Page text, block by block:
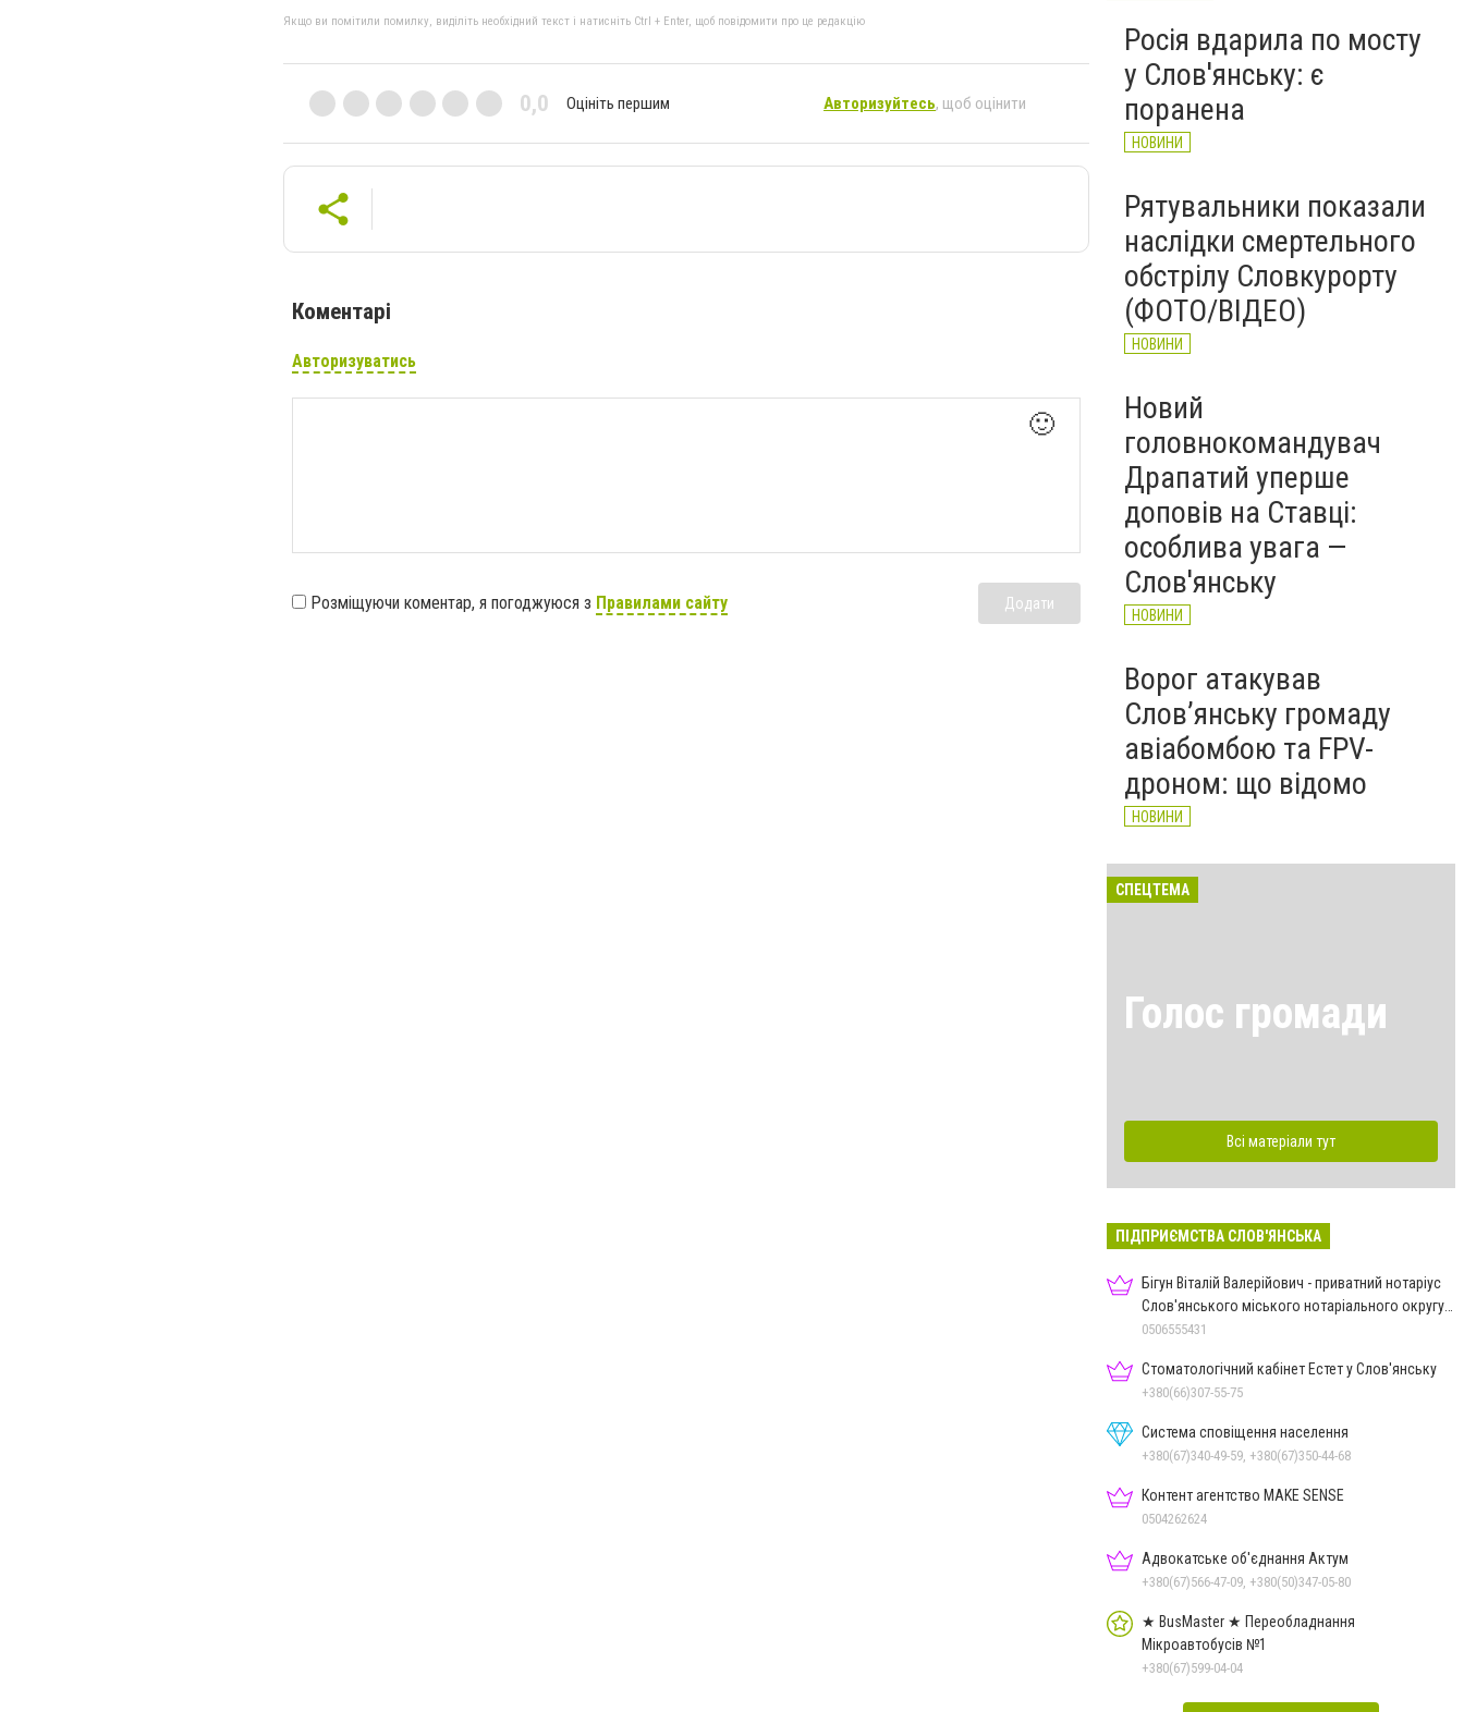
Якщо ви помітили помилку, виділіть необхідний текст і натисніть Ctrl + Enter, щоб повідомити про це редакцію
0,0 Оцініть першим Авторизуйтесь, щоб оцінити
Коментарі
Авторизуватись
🙂
Розміщуючи коментар, я погоджуюся з Правилами сайту Додати
Росія вдарила по мосту
у Слов'янську: є
поранена
НОВИНИ
Рятувальники показали
наслідки смертельного
обстрілу Словкурорту
(ФОТО/ВІДЕО)
НОВИНИ
Новий
головнокомандувач
Драпатий уперше
доповів на Ставці:
особлива увага —
Слов'янську
НОВИНИ
Ворог атакував
Слов’янську громаду
авіабомбою та FPV-
дроном: що відомо
НОВИНИ
СПЕЦТЕМА
Голос громади
Всі матеріали тут
ПІДПРИЄМСТВА СЛОВ'ЯНСЬКА
Бігун Віталій Валерійович - приватний нотаріус
Слов'янського міського нотаріального округу
Дон.обл.
0506555431
Стоматологічний кабінет Естет у Слов'янську
+380(66)307-55-75
Система сповіщення населення
+380(67)340-49-59, +380(67)350-44-68
Контент агентство MAKE SENSE
0504262624
Адвокатське об'єднання Актум
+380(67)566-47-09, +380(50)347-05-80
★ BusMaster ★ Переобладнання
Мікроавтобусів №1
+380(67)599-04-04